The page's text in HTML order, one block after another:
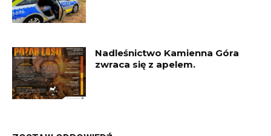
Nadleśnictwo Kamienna Góra
zwraca się z apelem.